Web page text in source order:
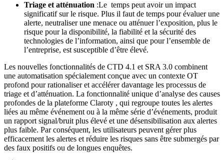
Triage et atténuation :Le temps peut avoir un impact
significatif sur le risque. Plus il faut de temps pour évaluer une
alerte, neutraliser une menace ou atténuer l’exposition, plus le
risque pour la disponibilité, la fiabilité et la sécurité des
technologies de l’information, ainsi que pour l’ensemble de
l’entreprise, est susceptible d’être élevé.
Les nouvelles fonctionnalités de CTD 4.1 et SRA 3.0 combinent
une automatisation spécialement conçue avec un contexte OT
profond pour rationaliser et accélérer davantage les processus de
triage et d’atténuation. La fonctionnalité unique d’analyse des causes
profondes de la plateforme Claroty , qui regroupe toutes les alertes
liées au même événement ou à la même série d’événements, produit
un rapport signal/bruit plus élevé et une désensibilisation aux alertes
plus faible. Par conséquent, les utilisateurs peuvent gérer plus
efficacement les alertes et réduire les risques sans être submergés par
des faux positifs ou de longues enquêtes.